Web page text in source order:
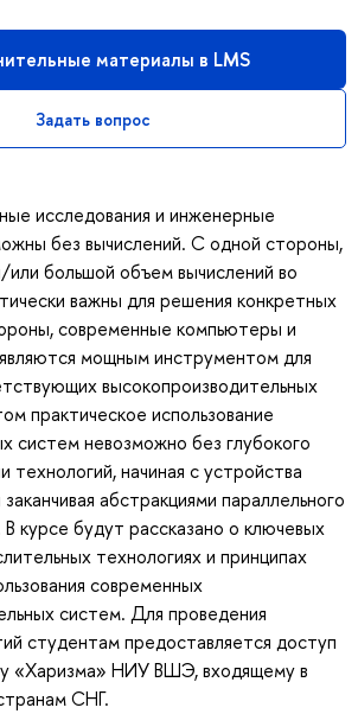
материалы в LMS
Задать вопрос
исследования и инженерные
без вычислений. С одной стороны,
или большой объем вычислений во
важны для решения конкретных
современные компьютеры и
мощным инструментом для
высокопроизводительных
практическое использование
систем невозможно без глубокого
технологий, начиная с устройства
абстракциями параллельного
курсе будут рассказано о ключевых
технологиях и принципах
современных
систем. Для проведения
студентам предоставляется доступ
«Харизма» НИУ ВШЭ, входящему в
СНГ.